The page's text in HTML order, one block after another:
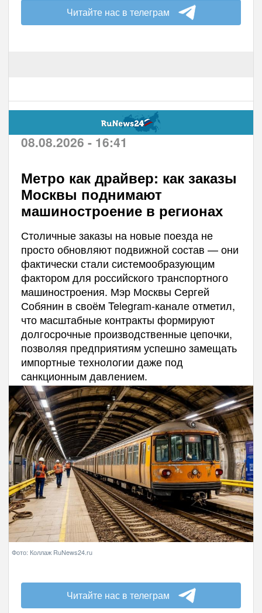
Читайте нас в телеграм
08.08.2026 - 16:41
Метро как драйвер: как заказы
Москвы поднимают
машиностроение в регионах
Столичные заказы на новые поезда не
просто обновляют подвижной состав — они
фактически стали системообразующим
фактором для российского транспортного
машиностроения. Мэр Москвы Сергей
Собянин в своём Telegram-канале отметил,
что масштабные контракты формируют
долгосрочные производственные цепочки,
позволяя предприятиям успешно замещать
импортные технологии даже под
санкционным давлением.
Фото: Коллаж RuNews24.ru
Читайте нас в телеграм